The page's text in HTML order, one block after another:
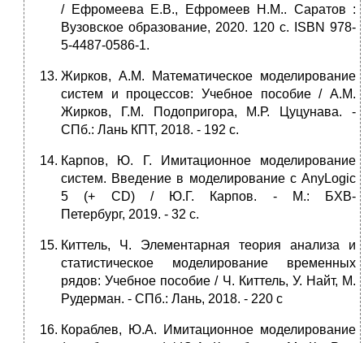
/ Ефромеева Е.В., Ефромеев Н.М.. Саратов :
Вузовское образование, 2020. 120 c. ISBN 978-
5-4487-0586-1.
Жирков, А.М. Математическое моделирование
систем и процессов: Учебное пособие / А.М.
Жирков, Г.М. Подопригора, М.Р. Цуцунава. -
СПб.: Лань КПТ, 2018. - 192 c.
Карпов, Ю. Г. Имитационное моделирование
систем. Введение в моделирование с AnyLogic
5 (+ CD) / Ю.Г. Карпов. - М.: БХВ-
Петербург, 2019. - 32 c.
Киттель, Ч. Элементарная теория анализа и
статистическое моделирование временных
рядов: Учебное пособие / Ч. Киттель, У. Найт, М.
Рудерман. - СПб.: Лань, 2018. - 220 c
Кораблев, Ю.А. Имитационное моделирование